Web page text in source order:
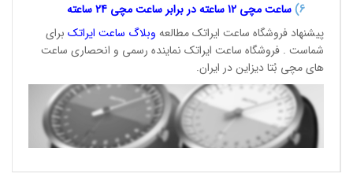
6) ساعت مچی 12 ساعته در برابر ساعت
مچی 24 ساعته
پیشنهاد فروشگاه ساعت ایراتک مطالعه وبلاگ ساعت ایراتک برای
شماست . فروشگاه ساعت ایراتک نماینده رسمی و انحصاری ساعت
های مچی بُتا دیزاین در ایران.